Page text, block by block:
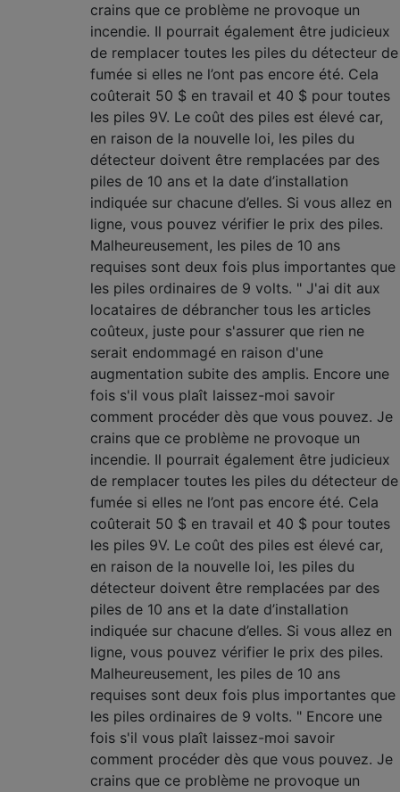
crains que ce problème ne provoque un
incendie. Il pourrait également être judicieux
de remplacer toutes les piles du détecteur de
fumée si elles ne l’ont pas encore été. Cela
coûterait 50 $ en travail et 40 $ pour toutes
les piles 9V. Le coût des piles est élevé car,
en raison de la nouvelle loi, les piles du
détecteur doivent être remplacées par des
piles de 10 ans et la date d’installation
indiquée sur chacune d’elles. Si vous allez en
ligne, vous pouvez vérifier le prix des piles.
Malheureusement, les piles de 10 ans
requises sont deux fois plus importantes que
les piles ordinaires de 9 volts. " J'ai dit aux
locataires de débrancher tous les articles
coûteux, juste pour s'assurer que rien ne
serait endommagé en raison d'une
augmentation subite des amplis. Encore une
fois s'il vous plaît laissez-moi savoir
comment procéder dès que vous pouvez. Je
crains que ce problème ne provoque un
incendie. Il pourrait également être judicieux
de remplacer toutes les piles du détecteur de
fumée si elles ne l’ont pas encore été. Cela
coûterait 50 $ en travail et 40 $ pour toutes
les piles 9V. Le coût des piles est élevé car,
en raison de la nouvelle loi, les piles du
détecteur doivent être remplacées par des
piles de 10 ans et la date d’installation
indiquée sur chacune d’elles. Si vous allez en
ligne, vous pouvez vérifier le prix des piles.
Malheureusement, les piles de 10 ans
requises sont deux fois plus importantes que
les piles ordinaires de 9 volts. " Encore une
fois s'il vous plaît laissez-moi savoir
comment procéder dès que vous pouvez. Je
crains que ce problème ne provoque un